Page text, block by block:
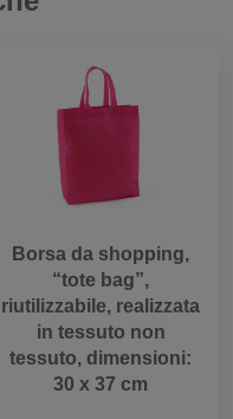
Borsa da shopping,
“tote bag”,
riutilizzabile, realizzata
in tessuto non
tessuto, dimensioni:
30 x 37 cm